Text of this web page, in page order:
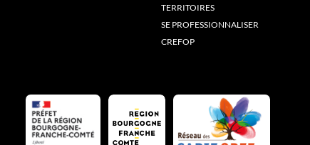
TERRITOIRES
SE PROFESSIONNALISER
CREFOP